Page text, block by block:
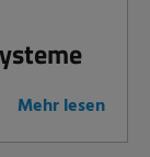
Mehr lesen